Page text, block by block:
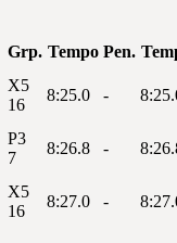
Grp. Tempo Pen.
X5
16
8:25.0 -
P3
7
8:26.8 -
X5
16
8:27.0 -